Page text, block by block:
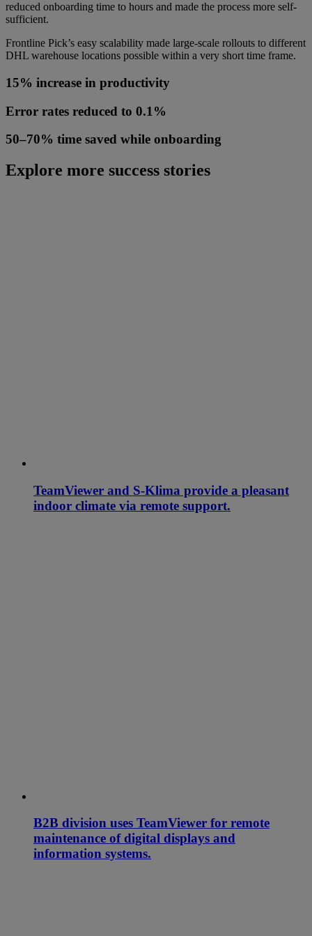
reduced onboarding time to hours and made the process more self-
sufficient.
Frontline Pick’s easy scalability made large-scale rollouts to different
DHL warehouse locations possible within a very short time frame.
15% increase in productivity
Error rates reduced to 0.1%
50–70% time saved while onboarding
Explore more success stories
TeamViewer and S-Klima provide a pleasant
indoor climate via remote support.
B2B division uses TeamViewer for remote
maintenance of digital displays and
information systems.